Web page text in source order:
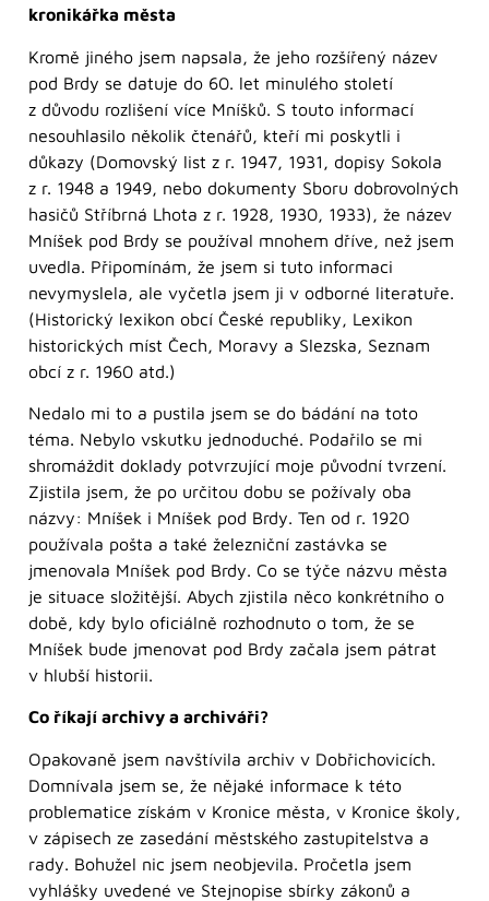
kronikářka města
Kromě jiného jsem napsala, že jeho rozšířený název
pod Brdy se datuje do 60. let minulého století
z důvodu rozlišení více Mníšků. S touto informací
nesouhlasilo několik čtenářů, kteří mi poskytli i
důkazy (Domovský list z r. 1947, 1931, dopisy Sokola
z r. 1948 a 1949, nebo dokumenty Sboru dobrovolných
hasičů Stříbrná Lhota z r. 1928, 1930, 1933), že název
Mníšek pod Brdy se používal mnohem dříve, než jsem
uvedla. Připomínám, že jsem si tuto informaci
nevymyslela, ale vyčetla jsem ji v odborné literatuře.
(Historický lexikon obcí České republiky, Lexikon
historických míst Čech, Moravy a Slezska, Seznam
obcí z r. 1960 atd.)
Nedalo mi to a pustila jsem se do bádání na toto
téma. Nebylo vskutku jednoduché. Podařilo se mi
shromáždit doklady potvrzující moje původní tvrzení.
Zjistila jsem, že po určitou dobu se požívaly oba
názvy: Mníšek i Mníšek pod Brdy. Ten od r. 1920
používala pošta a také železniční zastávka se
jmenovala Mníšek pod Brdy. Co se týče názvu města
je situace složitější. Abych zjistila něco konkrétního o
době, kdy bylo oficiálně rozhodnuto o tom, že se
Mníšek bude jmenovat pod Brdy začala jsem pátrat
v hlubší historii.
Co říkají archivy a archiváři?
Opakovaně jsem navštívila archiv v Dobřichovicích.
Domnívala jsem se, že nějaké informace k této
problematice získám v Kronice města, v Kronice školy,
v zápisech ze zasedání městského zastupitelstva a
rady. Bohužel nic jsem neobjevila. Pročetla jsem
vyhlášky uvedené ve Stejnopise sbírky zákonů a